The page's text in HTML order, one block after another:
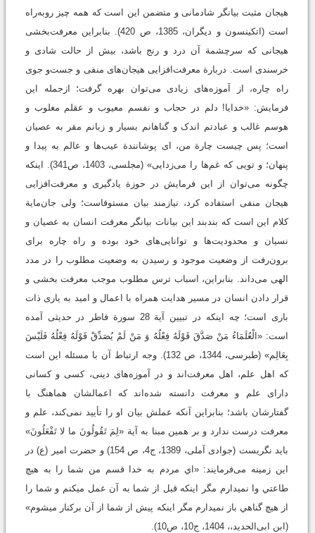
هیجان مثبت بیانگر شادمانی و متضمن این است که همه‌ چیز روبه‌راه
است (اتکینسون و دیگران، 1385، ص 420). بنابراین معرفت‌بخشی
هیجانی که سرچشمة آن درد و رنج باشد، بیش از حالت شادی و
خرسندی است. دربارة معرفت‌افزایی هیجان‌های منفی و جست‌و جوی
راه چاره، از آموزه‌های زیادی می‌توان بهره گرفت؛ ازجمله این
فرمایش: «خدایا! دلم در حجاب و نفسم معیوب و عقلم مغلوب و
هوسم غالب و عبادتم اندک و گناهانم بسیار و زبانم مقر به عصیان
است؛ پس چیست چارة من، ای پوشانندة عیب‌ها و عالم به پیدا و
پنهان؛ و تویی که غم‌ها را می‌زدایی» (مجلسی، 1403، ص341). اینکه
چگونه می‌توان از این فرمایش در حوزة یادگیری و معرفت‌افزایی
هیجان منفی استفاده کرد، نیازمند بیان مستوفاست؛ ولی جان‌مایة
کلام این‌ است که بندبند این بیانات بیانگر معرفت انسان به عصیان و
نسیان و محدودیت‌ها و توانایی‌های خود بوده و راه چاره برای
برون‌رفت از وضعیت موجود و رسیدن به وضعیت مطلوب را در مدد
الهی می‌داند. بنابراین، اسباب ترس مطلوب موجب‌ معرفت بخشی و
قرار دادن انسان در مسیر هدایت همراه با اعمال و امید به یاری ذات
باری است؛ چه‌ اینکه در تبیین آیة 28 سورة فاطر در حدیثی آمده
است: «الْعُلَمَاءُ مَنْ صَدَّقَ قَوْلَهُ فِعْلُهُ وَ مَنْ لَمْ يُصَدِّقْ قَوْلَهُ فِعْلُهُ فَلَيْسَ
بِعَالِم‏» (طبرسی، 1344، ص 132). وجه ارتباط آن با مسئله این است
که اهل علم، اهل معرفت‌اند و در آموزه‌های دینی، کسی و کسانی
دارای علم و معرفت دانسته شده‌اند که اعمالشان هماهنگ با
گفتارشان باشد؛ بنابراین آنکه عملش بیان او را تأیید نمی‌کند، علم و
معرفت درست ندارد و بر همین مبنا به آیة «لِمَ تَقُولُونَ ما لا تَفْعَلُونَ»
باید نگریست (جوادی آملی، 1389، ج4، ص 154) و حضرت امیر (ع) در
این زمینه می‌فرمایند: «اي مردم به خدا قسم من شما را به هيچ
طاعتي وا نمي‏دارم مگر اين‏كه قبل از شما به آن عمل مي‏كنم و شما را
از هيچ گناهي باز نمي‏دارم مگر اين‏كه پيش از شما از آن بركنار مي‏شوم»
(ابن ابی‌الحدید،، 1404، ج10، ص10).